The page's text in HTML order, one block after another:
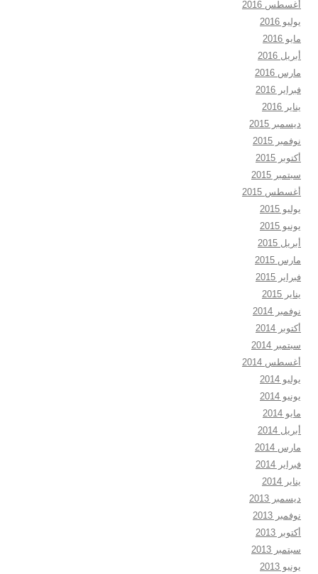
أغسطس 2016
يوليو 2016
مايو 2016
أبريل 2016
مارس 2016
فبراير 2016
يناير 2016
ديسمبر 2015
نوفمبر 2015
أكتوبر 2015
سبتمبر 2015
أغسطس 2015
يوليو 2015
يونيو 2015
أبريل 2015
مارس 2015
فبراير 2015
يناير 2015
نوفمبر 2014
أكتوبر 2014
سبتمبر 2014
أغسطس 2014
يوليو 2014
يونيو 2014
مايو 2014
أبريل 2014
مارس 2014
فبراير 2014
يناير 2014
ديسمبر 2013
نوفمبر 2013
أكتوبر 2013
سبتمبر 2013
يونيو 2013